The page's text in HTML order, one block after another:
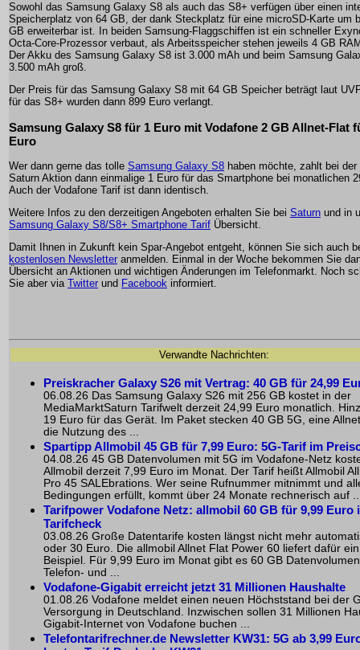
Sowohl das Samsung Galaxy S8 als auch das S8+ verfügen über einen
Speicherplatz von 64 GB, der dank Steckplatz für eine microSD-Karte um
GB erweiterbar ist. In beiden Samsung-Flaggschiffen ist ein schneller
Octa-Core-Prozessor verbaut, als Arbeitsspeicher stehen jeweils 4 GB
Der Akku des Samsung Galaxy S8 ist 3.000 mAh und beim Samsung
3.500 mAh groß.
Der Preis für das Samsung Galaxy S8 mit 64 GB Speicher beträgt laut
für das S8+ wurden dann 899 Euro verlangt.
Samsung Galaxy S8 für 1 Euro mit Vodafone 2 GB Allnet-Flat
Euro
Wer dann gerne das tolle Samsung Galaxy S8 haben möchte, zahlt bei der
Saturn Aktion dann einmalige 1 Euro für das Smartphone bei monatlichen
Auch der Vodafone Tarif ist dann identisch.
Weitere Infos zu den derzeitigen Angeboten erhalten Sie bei Saturn und in
Samsung Galaxy S8/S8+ Smartphone Tarif Übersicht.
Damit Ihnen in Zukunft kein Spar-Angebot entgeht, können Sie sich auch
kostenlosen Newsletter anmelden. Einmal in der Woche bekommen Sie
Übersicht an Aktionen und wichtigen Änderungen im Telefonmarkt. Noch
Sie aber via Twitter und Facebook informiert.
Verwandte Nachrichten:
Preiskracher Galaxy S26 mit Vertrag: 40 GB für 24,99
06.08.26 Das Samsung Galaxy S26 mit 256 GB kostet in der
MediaMarktSaturn Tarifwelt derzeit 24,99 Euro monatlich.
19 Euro für das Gerät. Im Paket stecken 40 GB 5G, eine
die Nutzung des ...
Spartipp Allmobil 45 GB für 7,99 Euro: 5G-Tarif im
04.08.26 45 GB Datenvolumen mit 5G im Vodafone-Netz
Allmobil derzeit 7,99 Euro im Monat. Der Tarif heißt Allmobil
Pro 45 SALEbrations. Wer seine Rufnummer mitnimmt und
Bedingungen erfüllt, kommt über 24 Monate rechnerisch auf
Tarifpower Vodafone Netz: allmobil 60 GB für 9,99 Euro
Tarifcheck
03.08.26 Große Datentarife kosten längst nicht mehr
oder 30 Euro. Die allmobil Allnet Flat Power 60 liefert dafür
Beispiel. Für 9,99 Euro im Monat gibt es 60 GB
Telefon- und ...
Vodafone-Gigabit erreicht jetzt 31 Millionen Haushalte
01.08.26 Vodafone meldet einen neuen Höchststand bei der
Versorgung in Deutschland. Inzwischen sollen 31 Millionen
Gigabit-Internet von Vodafone buchen ...
Telefontarifrechner.de Newsletter KW31: 5G ab 3,99